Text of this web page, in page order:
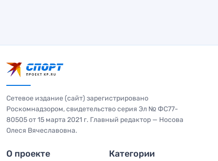
Сетевое издание (сайт) зарегистрировано
Роскомнадзором, свидетельство серия Эл № ФС77-
80505 от 15 марта 2021 г. Главный редактор — Носова
Олеся Вячеславовна.
О проекте Категории